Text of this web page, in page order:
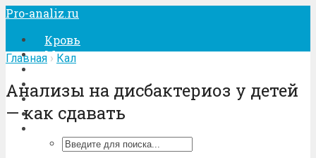
Pro-analiz.ru
Кровь
Моча
Лечение
Процедуры
Главная › Кал
Анализы на дисбактериоз у детей
— как сдавать